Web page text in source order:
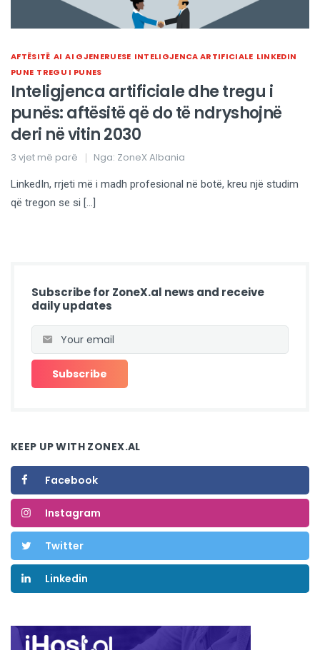
AFTËSITË AI AI GJENERUESE INTELIGJENCA ARTIFICIALE LINKEDIN
PUNE TREGU I PUNES
Inteligjenca artificiale dhe tregu i
punës: aftësitë që do të ndryshojnë
deri në vitin 2030
3 vjet më parë Nga: ZoneX Albania
LinkedIn, rrjeti më i madh profesional në botë, kreu një studim
që tregon se si […]
Subscribe for ZoneX.al news and receive
daily updates
KEEP UP WITH ZONEX.AL
Facebook
Instagram
Twitter
Linkedin